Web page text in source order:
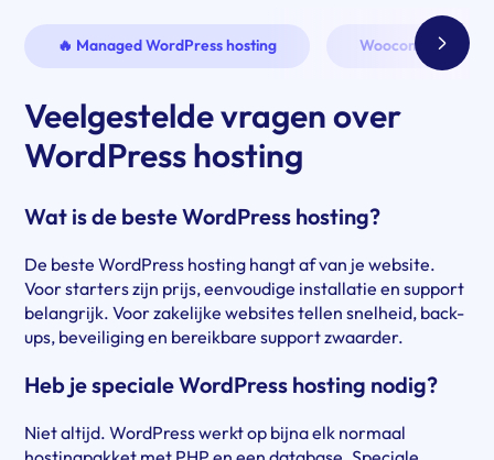
🔥 Managed WordPress hosting Woocommerce
Veelgestelde vragen over
WordPress hosting
Wat is de beste WordPress hosting?
De beste WordPress hosting hangt af van je website.
Voor starters zijn prijs, eenvoudige installatie en support
belangrijk. Voor zakelijke websites tellen snelheid, back-
ups, beveiliging en bereikbare support zwaarder.
Heb je speciale WordPress hosting nodig?
Niet altijd. WordPress werkt op bijna elk normaal